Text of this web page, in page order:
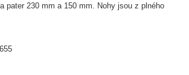
pater 230 mm a 150 mm. Nohy jsou z plného